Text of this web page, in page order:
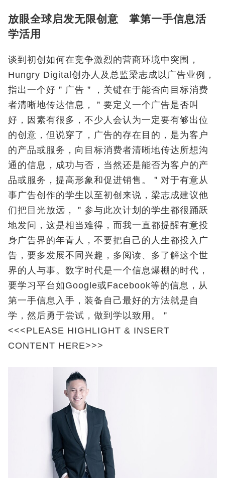
放眼全球启发无限创意 掌第一手信息活
学活用
谈到初创如何在竞争激烈的营商环境中突围，
Hungry Digital创办人及总监梁志成以广告业例，
指出一个好＂广告＂，关键在于能否向目标消费
者清晰地传达信息，＂要定义一个广告是否叫
好，因素有很多，不少人会认为一定要有够出位
的创意，但说穿了，广告的存在目的，是为客户
的产品或服务，向目标消费者清晰地传达所想沟
通的信息，成功与否，当然还是能否为客户的产
品或服务，提高形象和促进销售。＂对于有意从
事广告创作的学生以至初创来说，梁志成建议他
们把目光放远，＂参与此次计划的学生都很踊跃
地发问，这是相当难得，而我一直都提醒有意投
身广告界的年青人，不要把自己的人生都投入广
告，要多发展不同兴趣，多阅读、多了解这个世
界的人与事。数字时代是一个信息爆棚的时代，
要学习平台如Google或Facebook等的信息，从
第一手信息入手，装备自己最好的方法就是自
学，然后勇于尝试，做到学以致用。＂
<<<PLEASE HIGHLIGHT & INSERT
CONTENT HERE>>>